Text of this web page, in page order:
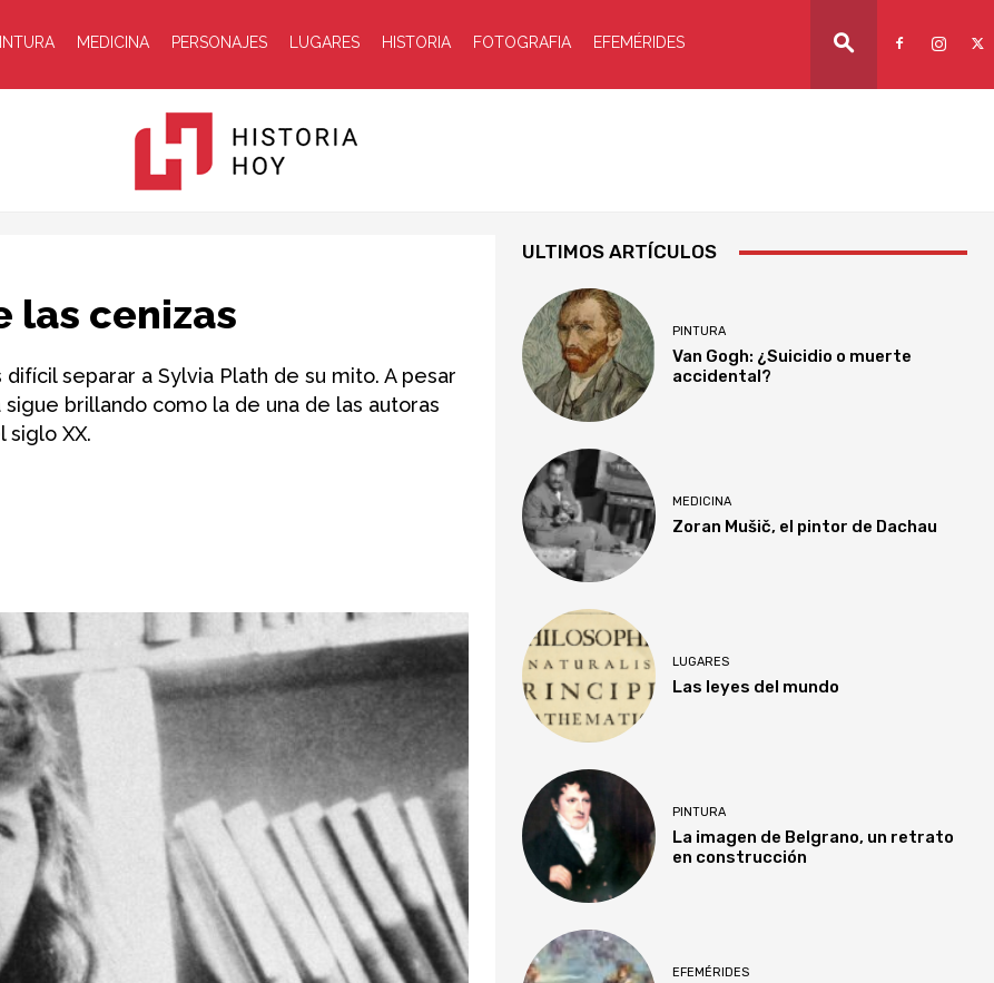
MEDICINA PERSONAJES LUGARES HISTORIA FOTOGRAFIA EFEMÉRIDES
las cenizas
separar a Sylvia Plath de su mito. A pesar
brillando como la de una de las autoras
XX.
ULTIMOS ARTÍCULOS
PINTURA
Van Gogh: ¿Suicidio o muerte
accidental?
MEDICINA
Zoran Mušič, el pintor de Dachau
LUGARES
Las leyes del mundo
PINTURA
La imagen de Belgrano, un retrato
en construcción
EFEMÉRIDES